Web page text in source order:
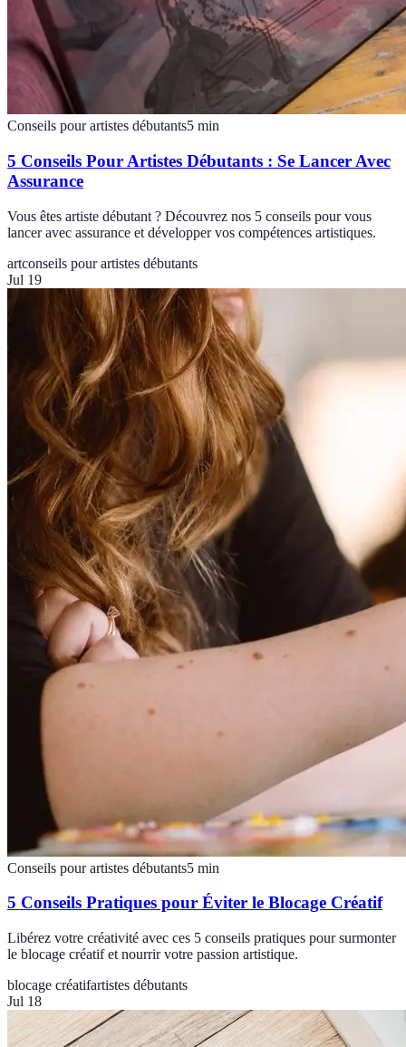
Conseils pour artistes débutants5 min
5 Conseils Pour Artistes Débutants : Se Lancer Avec
Assurance
Vous êtes artiste débutant ? Découvrez nos 5 conseils pour vous
lancer avec assurance et développer vos compétences artistiques.
artconseils pour artistes débutants
Jul 19
Conseils pour artistes débutants5 min
5 Conseils Pratiques pour Éviter le Blocage Créatif
Libérez votre créativité avec ces 5 conseils pratiques pour surmonter
le blocage créatif et nourrir votre passion artistique.
blocage créatifartistes débutants
Jul 18